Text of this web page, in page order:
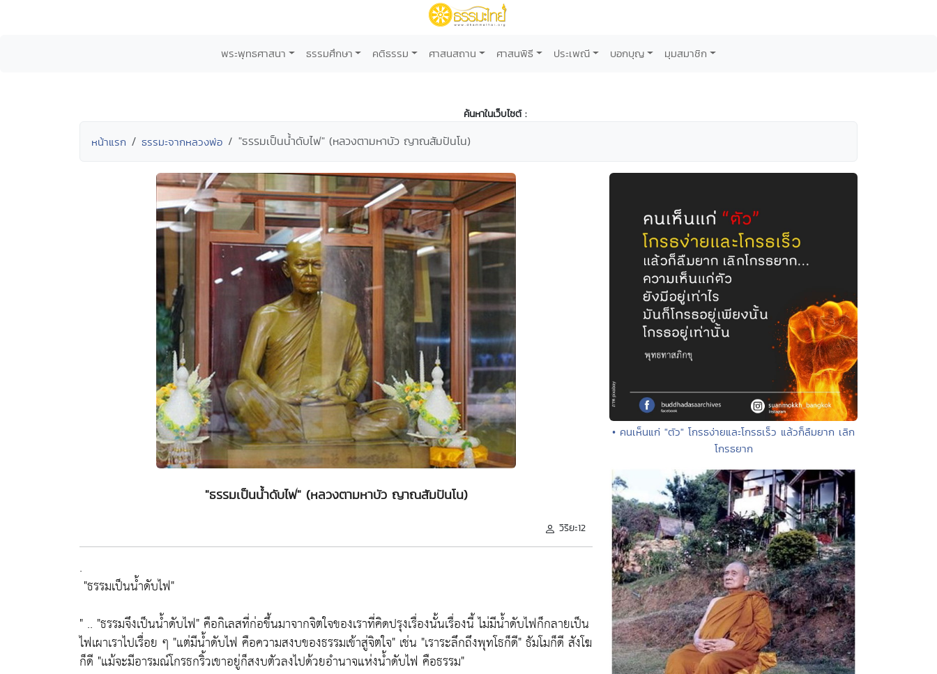
พระพุทธศาสนา ธรรมศึกษา คติธรรม ศาสนสถาน ศาสนพิธี ประเพณี บอกบุญ มุมสมาชิก
ค้นหาในเว็บไซต์ :
หน้าแรก ธรรมะจากหลวงพ่อ "ธรรมเป็นน้ำดับไฟ" (หลวงตามหาบัว ญาณสัมปันโน)
"ธรรมเป็นน้ำดับไฟ" (หลวงตามหาบัว ญาณสัมปันโน)
วิริยะ12
.
"ธรรมเป็นน้ำดับไฟ"
" .. "ธรรมจึงเป็นน้ำดับไฟ"คือกิเลสที่ก่อขึ้นมาจากจิตใจของเราที่คิดปรุงเรื่องนั้นเรื่องนี้ ไม่มีน้ำดับไฟก็กลายเป็น
ไฟเผาเราไปเรื่อย ๆ "แต่มีน้ำดับไฟ คือความสงบของธรรมเข้าสู่จิตใจ" เช่น "เราระลึกถึงพุทโธก็ดี"ธัมโมก็ดี สังโฆ
ก็ดี "แม้จะมีอารมณ์โกรธกริ้วเขาอยู่ก็สงบตัวลงไปด้วยอำนาจแห่งน้ำดับไฟ คือธรรม"
• คนเห็นแก่ "ตัว" โกรธง่ายและโกรธเร็ว แล้วก็ลืมยาก เลิก
โกรธยาก